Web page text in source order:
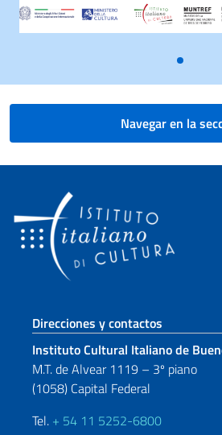
Navegar en la
Sezione footer
Direcciones y contactos
Instituto Cultural Italiano de
M.T. de Alvear 1119 – 3º piano
(1058) Capital Federal
Tel. + 54 11 5252-6800